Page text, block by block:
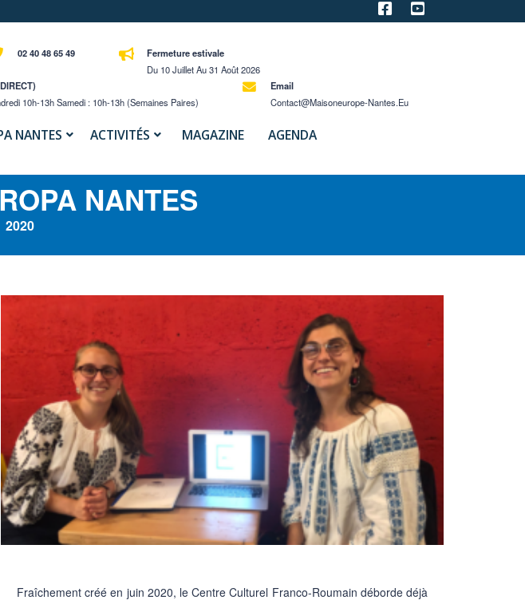
02 40 48 65 49
Fermeture estivale
Du 10 Juillet Au 31 Août 2026
10h-13h Samedi : 10h-13h (semaines Paires)
Email
Contact@maisoneurope-Nantes.eu
NANTES ACTIVITÉS MAGAZINE AGENDA
NANTES
2020
Fraîchement créé en juin 2020, le Centre Culturel Franco-Roumain déborde déjà